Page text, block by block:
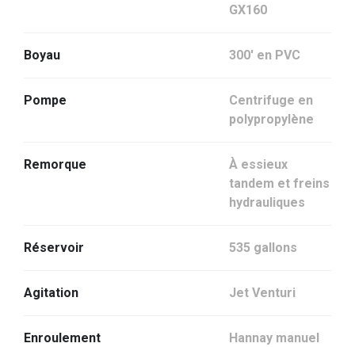
GX160
Boyau 300' en PVC
Pompe
Centrifuge en
polypropylène
Remorque
À essieux
tandem et freins
hydrauliques
Réservoir 535 gallons
Agitation Jet Venturi
Enroulement
Hannay manuel